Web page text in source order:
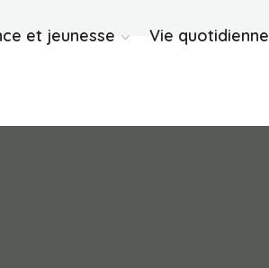
et jeunesse Vie quotidienne